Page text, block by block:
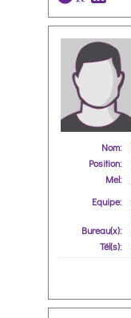
Nom:
Position:
Mel:
Equipe:
Bureau(x):
Tél(s):